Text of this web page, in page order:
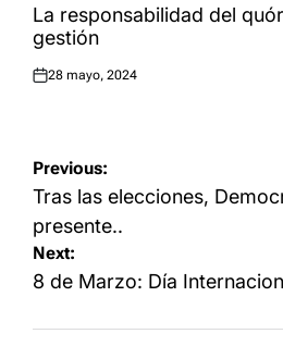
INLa responsabilidad del
gestión
Posted
28 mayo, 2024
Navegación
de
entradas
Previous:
Tras las elecciones,
presente..
Next:
8 de Marzo: Día